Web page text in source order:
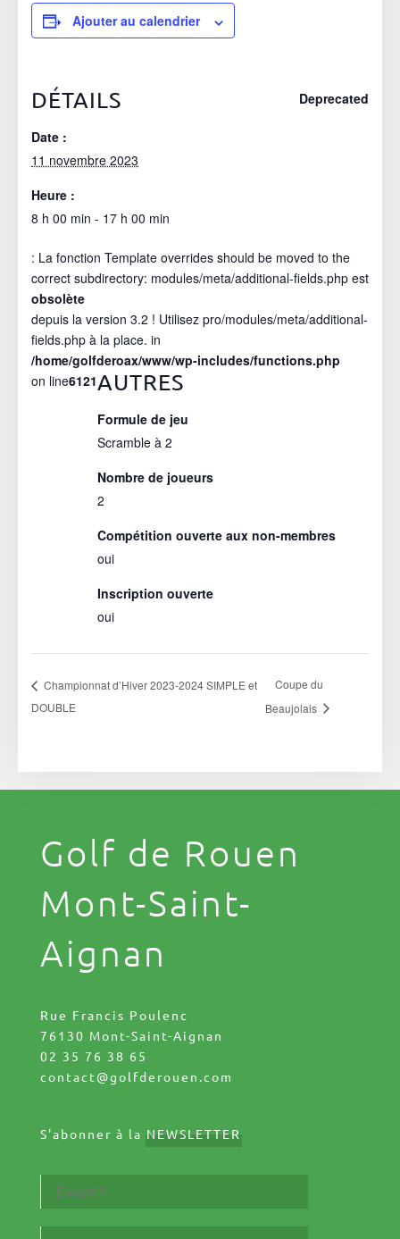
Ajouter au calendrier
DÉTAILS
Date :
11 novembre 2023
Heure :
8 h 00 min - 17 h 00 min
Deprecated
: La fonction Template overrides should be moved to the
correct subdirectory: modules/meta/additional-fields.php est
obsolète
depuis la version 3.2 ! Utilisez pro/modules/meta/additional-
fields.php à la place. in
/home/golfderoax/www/wp-includes/functions.php
on line6121AUTRES
Formule de jeu
Scramble à 2
Nombre de joueurs
2
Compétition ouverte aux non-membres
oui
Inscription ouverte
oui
Championnat d’Hiver 2023-2024 SIMPLE et
DOUBLE
Coupe du
Beaujolais
Golf de Rouen
Mont-Saint-
Aignan
Rue Francis Poulenc
76130 Mont-Saint-Aignan
02 35 76 38 65
contact@golfderouen.com
S'abonner à la NEWSLETTER